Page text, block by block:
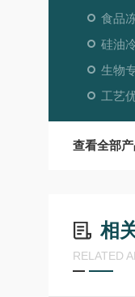
食品
硅油
生物
工艺
查看全部
相
RELATED